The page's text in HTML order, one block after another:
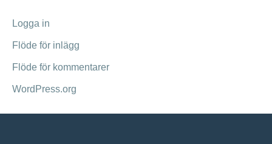
Logga in
Flöde för inlägg
Flöde för kommentarer
WordPress.org